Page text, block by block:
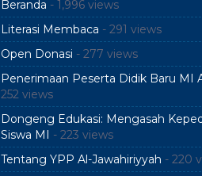
Beranda - 1,996 views
Literasi Membaca - 291 views
Open Donasi - 277 views
Penerimaan Peserta Didik Baru MI
252 views
Dongeng Edukasi: Mengasah
Siswa MI - 223 views
Tentang YPP Al-Jawahiriyyah - 220